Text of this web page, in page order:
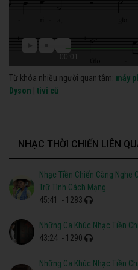
00:01
Từ khóa nhiều người quan tâm: máy
Dyson
tivi cũ
NHẠC THỜI CHIẾN LIÊN
Nhạc Tiền Chiến Càng Nghe
Trữ Tình Cách Mạng
45:41
- 1283
Những Ca Khúc Nhạc Tiền
43:24 - 1290
Những Ca Khúc Nhạc Tiền